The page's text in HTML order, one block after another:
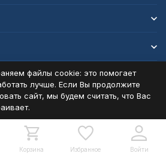
Корзина Избранное Войти
данных
файлы cookie: это помогает
лучше. Если Вы продолжите
сайт, мы будем считать, что Вас